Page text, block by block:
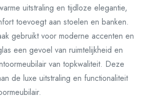
uitstraling en tijdloze elegantie,
toevoegt aan stoelen en banken.
gebruikt voor moderne accenten en
een gevoel van ruimtelijkheid en
van topkwaliteit. Deze
de luxe uitstraling en functionaliteit